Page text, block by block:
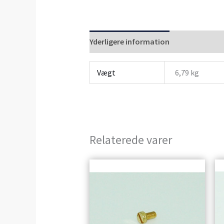
Yderligere information
Vægt 6,79 kg
Relaterede varer